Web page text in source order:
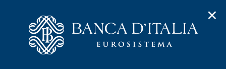
o
m
e
Chi siamo
✕